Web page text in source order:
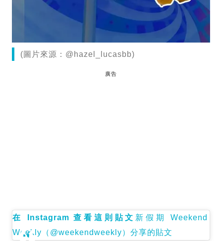
(圖片來源：@hazel_lucasbb)
廣告
在 Instagram 查看這則貼文 新假期 Weekend
Weekly（@weekendweekly）分享的貼文